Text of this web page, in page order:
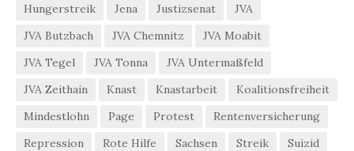
Hungerstreik
Jena Justizsenat
JVA
JVA Butzbach
JVA Chemnitz
JVA Moabit
JVA Tegel
JVA Tonna
JVA Untermaßfeld
JVA Zeithain
Knast Knastarbeit
Koalitionsfreiheit
Mindestlohn
Page Protest
Rentenversicherung
Repression
Rote Hilfe Sachsen Streik
Suizid